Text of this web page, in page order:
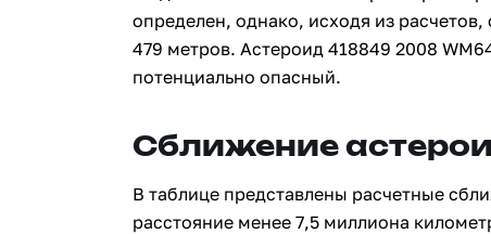
определен, однако, исходя из расчетов,
479 метров. Астероид 418849 2008
потенциально опасный.
Сближение
В таблице представлены расчетные
расстояние менее 7,5 миллиона